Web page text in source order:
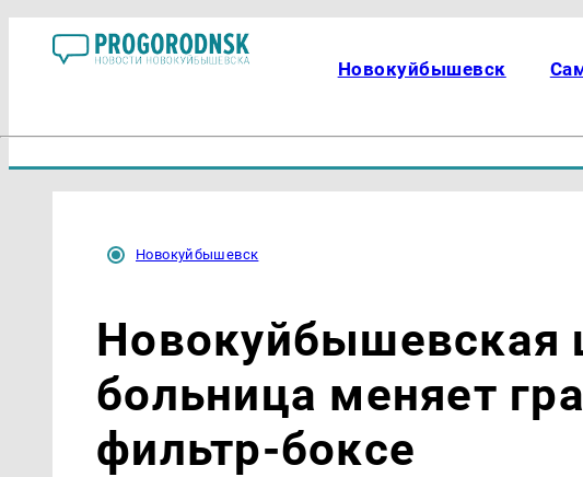
Новокуйбышевск
Новокуйбышевск
Новокуйбышевская
больница меняет
фильтр-боксе